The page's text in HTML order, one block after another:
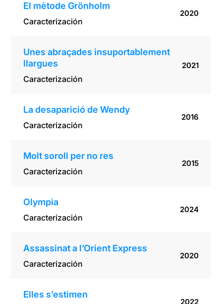
El mètode Grönholm
Caracterización
2020
Unes abraçades insuportablement
llargues
Caracterización
2021
La desaparició de Wendy
Caracterización
2016
Molt soroll per no res
Caracterización
2015
Olympia
Caracterización
2024
Assassinat a l’Orient Express
Caracterización
2020
Elles s’estimen
2022